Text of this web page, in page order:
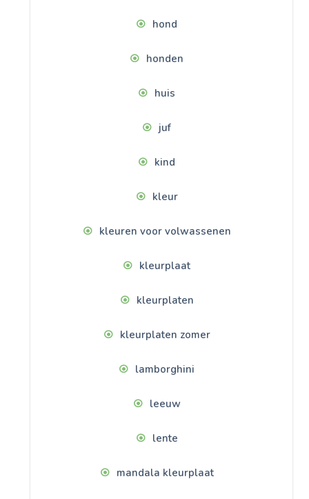
hond
honden
huis
juf
kind
kleur
kleuren voor volwassenen
kleurplaat
kleurplaten
kleurplaten zomer
lamborghini
leeuw
lente
mandala kleurplaat